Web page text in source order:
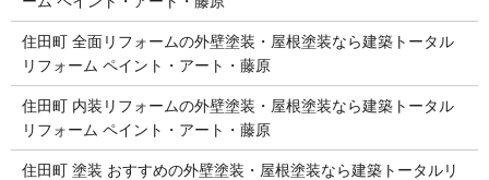
住田町 全面リフォームの外壁塗装・屋根塗装なら建築トータル
リフォーム ペイント・アート・藤原
住田町 内装リフォームの外壁塗装・屋根塗装なら建築トータル
リフォーム ペイント・アート・藤原
住田町 塗装 おすすめの外壁塗装・屋根塗装なら建築トータルリ